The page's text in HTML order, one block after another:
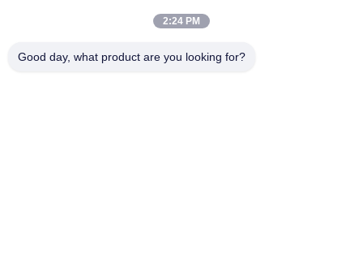
2:24 PM
Good day, what product are you looking for?